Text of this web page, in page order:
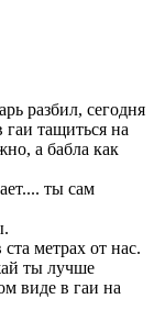
разбил, сегодня
гаи тащиться на
а бабла как
ты сам
метрах от нас.
ты лучше
виде в гаи на